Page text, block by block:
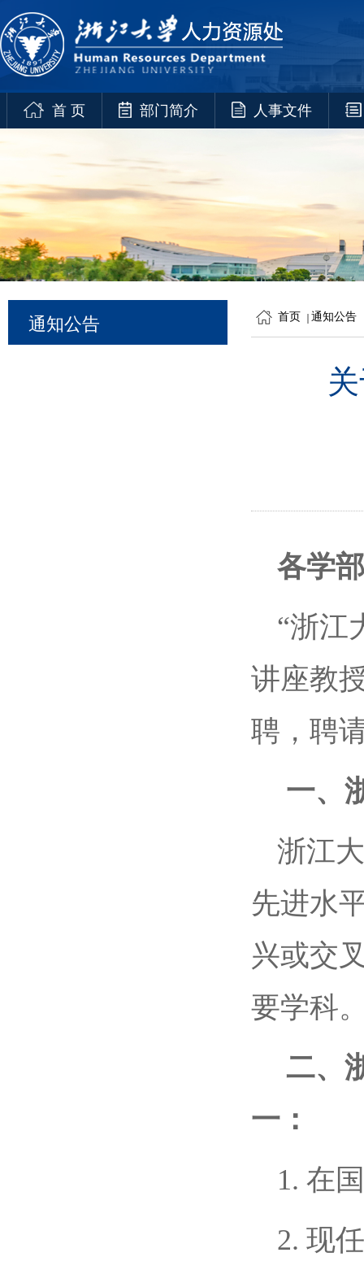
首 页 部门简介 人事文件
通知公告 首页 通知公告
各学
“浙江
讲座教
聘，聘
一、
浙江
先进水
兴或交
要学科
二、
一：
1. 在
2. 现